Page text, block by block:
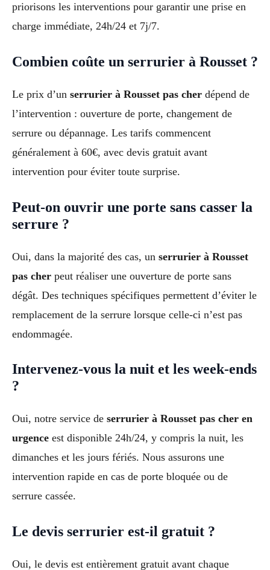
priorisons les interventions pour garantir une prise en
charge immédiate, 24h/24 et 7j/7.
Combien coûte un serrurier à Rousset ?
Le prix d’un serrurier à Rousset pas cher dépend de
l’intervention : ouverture de porte, changement de
serrure ou dépannage. Les tarifs commencent
généralement à 60€, avec devis gratuit avant
intervention pour éviter toute surprise.
Peut-on ouvrir une porte sans casser la
serrure ?
Oui, dans la majorité des cas, un serrurier à Rousset
pas cher peut réaliser une ouverture de porte sans
dégât. Des techniques spécifiques permettent d’éviter le
remplacement de la serrure lorsque celle-ci n’est pas
endommagée.
Intervenez-vous la nuit et les week-ends
?
Oui, notre service de serrurier à Rousset pas cher en
urgence est disponible 24h/24, y compris la nuit, les
dimanches et les jours fériés. Nous assurons une
intervention rapide en cas de porte bloquée ou de
serrure cassée.
Le devis serrurier est-il gratuit ?
Oui, le devis est entièrement gratuit avant chaque